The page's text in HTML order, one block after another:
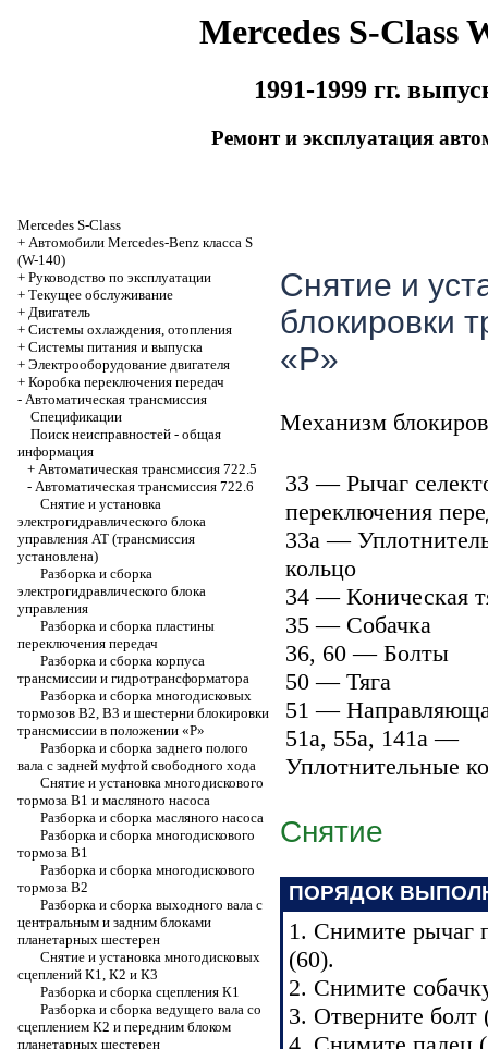
Mercedes S-Class
1991-1999 гг.
Ремонт и эксплуатация
Mercedes S-Class
+ Автомобили Mercedes-Benz класса S
(W-140)
+ Руководство по эксплуатации
+ Текущее обслуживание
+ Двигатель
+ Системы охлаждения, отопления
+ Системы питания и выпуска
+ Электрооборудование двигателя
+ Коробка переключения передач
- Автоматичеcкая трансмиссия
Спецификации
Поиск неисправностей - общая
информация
+ Автоматическая трансмиссия 722.5
- Автоматическая трансмиссия 722.6
Снятие и установка
электрогидравлического блока
управления АТ (трансмиссия
установлена)
Разборка и сборка
электрогидравлического блока
управления
Разборка и сборка пластины
переключения передач
Разборка и сборка корпуса
трансмиссии и гидротрансформатора
Разборка и сборка многодисковых
тормозов В2, В3 и шестерни блокировки
трансмиссии в положении «P»
Разборка и сборка заднего полого
вала с задней муфтой свободного хода
Снятие и установка многодискового
тормоза В1 и масляного насоса
Разборка и сборка масляного насоса
Разборка и сборка многодискового
тормоза В1
Разборка и сборка многодискового
тормоза В2
Разборка и сборка выходного вала с
центральным и задним блоками
планетарных шестерен
Снятие и установка многодисковых
сцеплений К1, К2 и К3
Разборка и сборка сцепления К1
Разборка и сборка ведущего вала со
сцеплением К2 и передним блоком
планетарных шестерен
Снятие и
блокировки
«P»
Механизм
33 — Рычаг
переключения
33a —
кольцо
34 — Коническая
35 — Собачка
36, 60 — Болты
50 — Тяга
51 —
51a, 55a, 141a —
Уплотнительные
Снятие
ПОРЯДОК
1. Снимите рычаг
(60).
2. Снимите
3. Отверните болт